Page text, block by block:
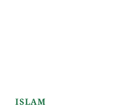
ISLAM